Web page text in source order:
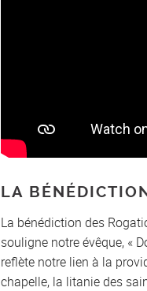
LA
La bénédiction des
souligne notre évêque, «
reflète notre lien à la
chapelle, la litanie des